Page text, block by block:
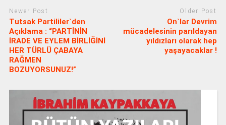
Newer Post
Tutsak Partililer`den
Açıklama : “PARTİNİN
İRADE VE EYLEM BİRLİĞİNİ
HER TÜRLÜ ÇABAYA
RAĞMEN
BOZUYORSUNUZ!”
Older Post
On`lar Devrim
mücadelesinin parıldayan
yıldızları olarak hep
yaşayacaklar !